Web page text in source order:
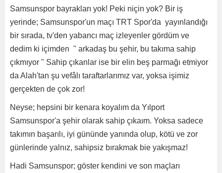
Samsunspor bayrakları yok! Peki niçin yok? Bir iş
yerinde; Samsunspor'un maçı TRT Spor'da yayınlandığı
bir sırada, tv'den yabancı maç izleyenler gördüm ve
dedim ki içimden " arkadaş bu şehir, bu takıma sahip
çıkmıyor " Sahip çıkanlar ise bir elin beş parmağı etmiyor
da Alah'tan şu vefâlı taraftarlarımız var, yoksa işimiz
gerçekten de çok zor!
Neyse; hepsini bir kenara koyalım da Yılport
Samsunspor'a şehir olarak sahip çıkaım. Yoksa sadece
takımın başarılı, iyi gününde yanında olup, kötü ve zor
günlerinde yalnız, sahipsiz bırakmak bie yakışmaz!
Hadi Samsunspor; göster kendini ve son maçları